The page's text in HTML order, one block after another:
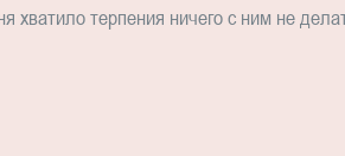
хватило терпения ничего с ним не